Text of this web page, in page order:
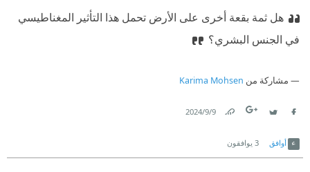
هل ثمة بقعة أخرى على الأرض تحمل هذا التأثير المغناطيسي
في الجنس البشري؟
مشاركة من Karima Mohsen
9‏/9‏/2024
أوافق 3 يوافقون